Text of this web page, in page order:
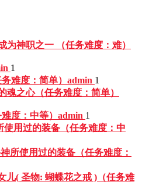
为神职之一 （任务难度：难）
1
难度：简单） admin 1
魂之心（任务难度：简单）
度：中等） admin 1
使用过的装备（任务难度：中
所使用过的装备（任务难度：
儿( 圣物: 蝴蝶花之戒 )（任务难